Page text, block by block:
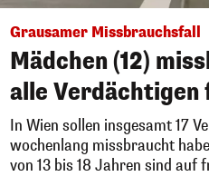
Grausamer Missbrauchsfall
Mädchen (12)
alle Verdächtigen
In Wien sollen insgesamt 17
wochenlang missbraucht
von 13 bis 18 Jahren sind auf